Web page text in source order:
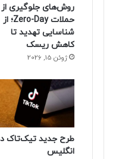
روش‌های جلوگیری از
حملات Zero-Day؛ از
شناسایی تهدید تا
کاهش ریسک
ژوئن 15, 2026
طرح جدید تیک‌تاک
انگلیس